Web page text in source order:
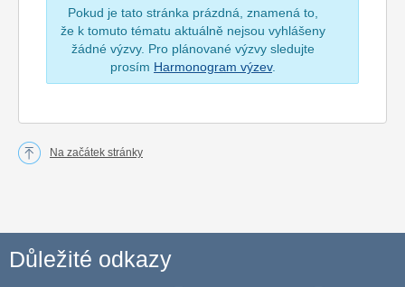
Pokud je tato stránka prázdná, znamená to,
že k tomuto tématu aktuálně nejsou vyhlášeny
žádné výzvy. Pro plánované výzvy sledujte
prosím Harmonogram výzev.
Na začátek stránky
Důležité odkazy